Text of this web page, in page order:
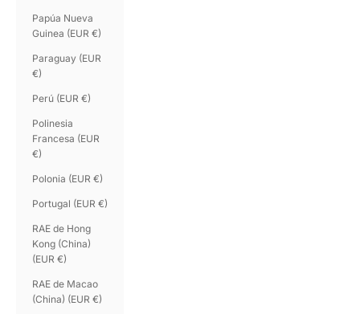
Papúa Nueva
Guinea (EUR €)
Paraguay (EUR
€)
Perú (EUR €)
Polinesia
Francesa (EUR
€)
Polonia (EUR €)
Portugal (EUR €)
RAE de Hong
Kong (China)
(EUR €)
RAE de Macao
(China) (EUR €)